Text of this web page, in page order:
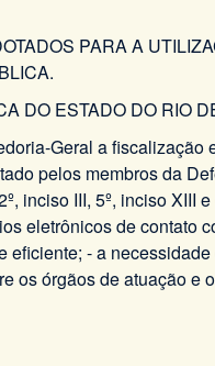
PARA A
DO ESTADO DO RIO
Geral a
pelos membros da
inciso III, 5º, inciso
eletrônicos de
- a
os órgãos de atuação